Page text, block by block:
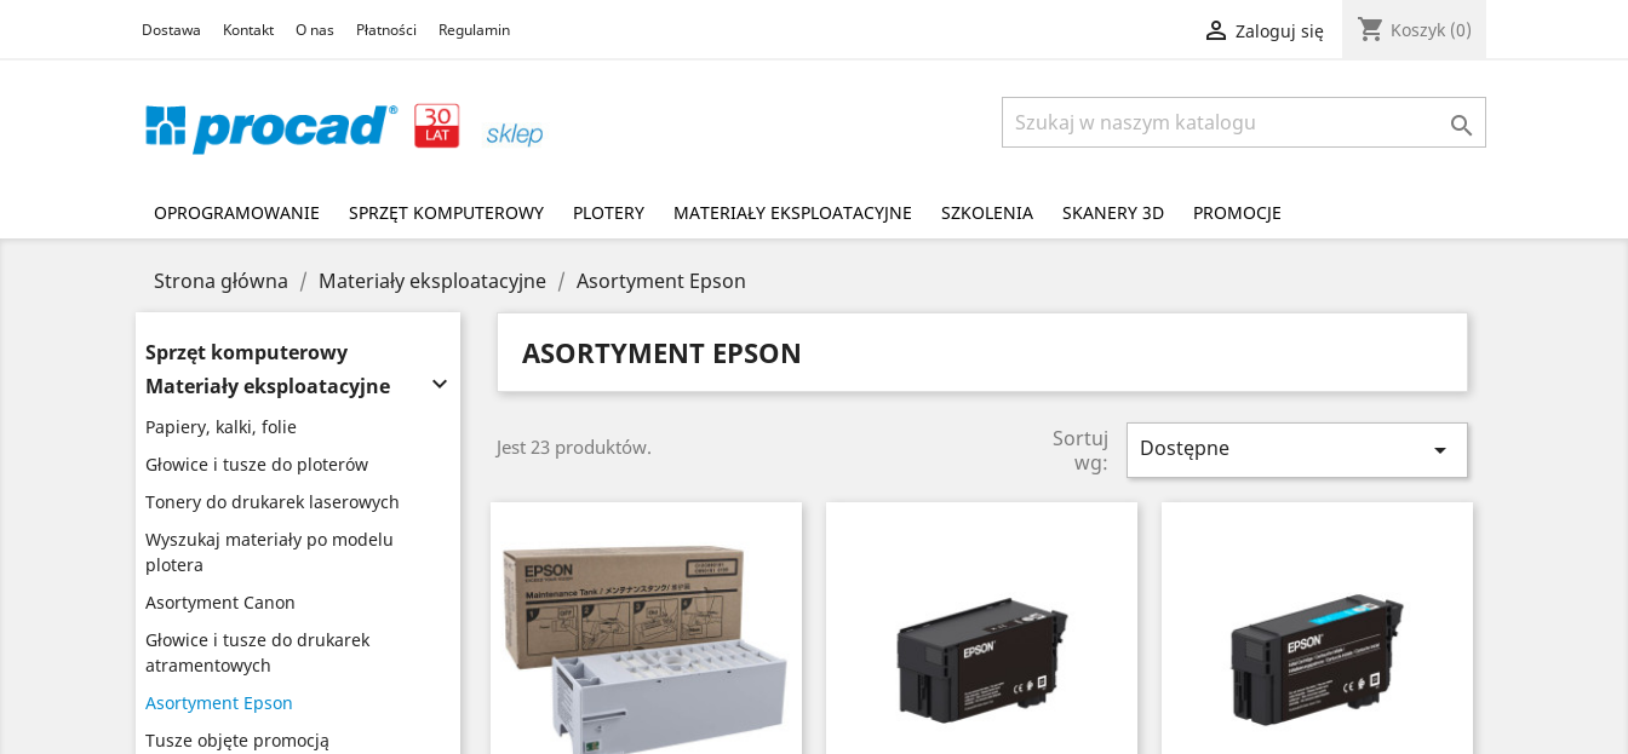
Dostawa Kontakt O nas Płatności Regulamin  Zaloguj się shopping_cart Koszyk (0)

OPROGRAMOWANIE SPRZĘT KOMPUTEROWY PLOTERY MATERIAŁY EKSPLOATACYJNE SZKOLENIA SKANERY 3D PROMOCJE
Strona główna Materiały eksploatacyjne Asortyment Epson
Sprzęt komputerowy
Materiały eksploatacyjne

Papiery, kalki, folie
Głowice i tusze do ploterów
Tonery do drukarek laserowych
Wyszukaj materiały po modelu
plotera
Asortyment Canon
Głowice i tusze do drukarek
atramentowych
Asortyment Epson
Tusze objęte promocją
ASORTYMENT EPSON
Jest 23 produktów.
Sortuj
wg:
Dostępne 